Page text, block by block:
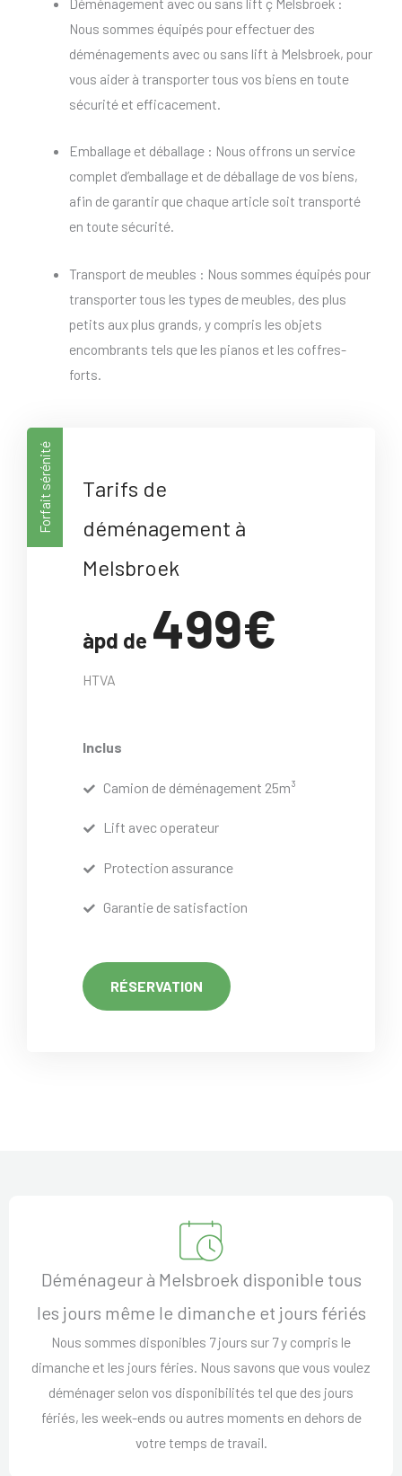
Nous sommes équipés pour effectuer des
déménagements avec ou sans lift à Melsbroek, pour
vous aider à transporter tous vos biens en toute
sécurité et efficacement.
Emballage et déballage : Nous offrons un service
complet d’emballage et de déballage de vos biens,
afin de garantir que chaque article soit transporté
en toute sécurité.
Transport de meubles : Nous sommes équipés pour
transporter tous les types de meubles, des plus
petits aux plus grands, y compris les objets
encombrants tels que les pianos et les coffres-
forts.
Forfait sérénité
Tarifs de
déménagement à
Melsbroek
àpd de 499€
HTVA
Inclus
Camion de déménagement 25m³
Lift avec operateur
Protection assurance
Garantie de satisfaction
RÉSERVATION
Déménageur à Melsbroek disponible tous
les jours même le dimanche et jours fériés
Nous sommes disponibles 7 jours sur 7 y compris le
dimanche et les jours féries. Nous savons que vous voulez
déménager selon vos disponibilités tel que des jours
fériés, les week-ends ou autres moments en dehors de
votre temps de travail.